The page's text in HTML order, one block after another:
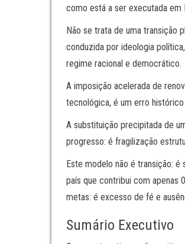
como está a ser executada em
Não se trata de uma transição
conduzida por ideologia
regime racional e democrático.
A imposição acelerada de
tecnológica, é um erro
A substituição precipitada de
progresso: é fragilização
Este modelo não é transição:
país que contribui com apenas
metas: é excesso de fé e
Sumário Executivo